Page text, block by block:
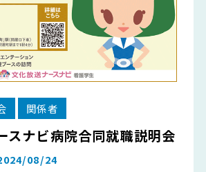
関係者
スナビ病院合同就職説明会
08/24